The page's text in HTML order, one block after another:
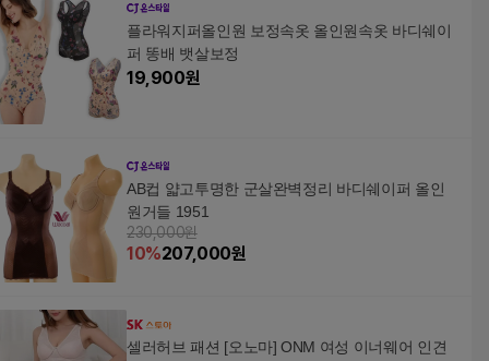
플라워지퍼올인원 보정속옷 올인원속옷 바디쉐이
퍼 똥배 뱃살보정
19,900원
AB컵 얇고투명한 군살완벽정리 바디쉐이퍼 올인
원거들 1951
230,000원
10%207,000원
셀러허브 패션 [오노마] ONM 여성 이너웨어 인견